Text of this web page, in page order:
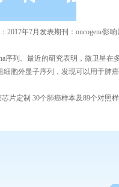
2017年7月发表期刊： oncogene影响
序列。最近的研究表明，微卫星在
胞外显子序列，发现可以用于肺
片定制 30个肺癌样本及89个对照